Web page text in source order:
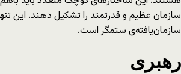
سازمان عظیم و قدرتمند را تشکیل دهند. این
سازمان‌یافته‌ی ستمگر است.
رهبری